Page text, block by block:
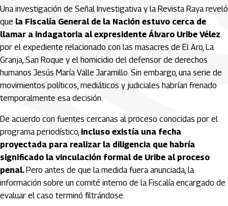
Una investigación de Señal Investigativa y laRevista Rayareveló
que la Fiscalía General de la Nación estuvo cerca de
llamar a indagatoria al expresidente Álvaro Uribe Vélez
por el expediente relacionado con las masacres de El Aro, La
Granja, San Roque y el homicidio del defensor de derechos
humanos Jesús María Valle Jaramillo. Sin embargo, una serie de
movimientos políticos, mediáticos y judiciales habrían frenado
temporalmente esa decisión.
De acuerdo con fuentes cercanas al proceso conocidas por el
programa periodístico, incluso existía una fecha
proyectada para realizar la diligencia que habría
significado la vinculación formal de Uribe al proceso
penal.Pero antes de que la medida fuera anunciada, la
información sobre un comité interno de la Fiscalía encargado de
evaluar el caso terminó filtrándose.